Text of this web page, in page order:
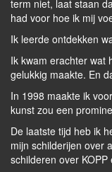
term niet, laat staan
had voor hoe ik mij
Ik leerde ontdekken
Ik kwam erachter wat
gelukkig maakte. En
In 1998 maakte ik
kunst zou een
De laatste tijd heb ik
mijn schilderijen over
schilderen over